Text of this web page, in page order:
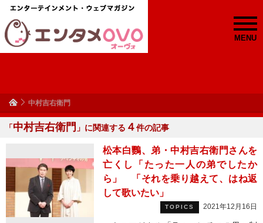
MENU
中村吉右衛門
「中村吉右衛門 」に関連する ４件の記事
松本白鸚、弟・中村吉右衛門さんを
亡くし「たった一人の弟でしたか
ら」 「それを乗り越えて、はね返
して歌いたい」
TOPICS 2021年12月16日